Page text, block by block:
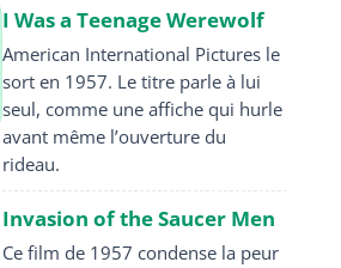
I Was a Teenage Werewolf
American International Pictures le
sort en 1957. Le titre parle à lui
seul, comme une affiche qui hurle
avant même l’ouverture du
rideau.
Invasion of the Saucer Men
Ce film de 1957 condense la peur